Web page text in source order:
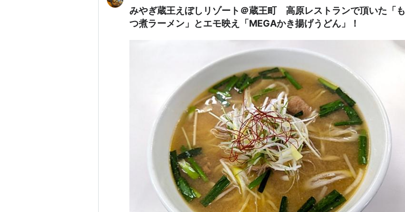
みやぎ蔵王えぼしリゾート＠蔵王町 高原レストランで頂いた「も
つ煮ラーメン」とエモ映え「MEGAかき揚げうどん」！